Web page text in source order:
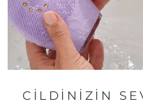
CİLDİNİZİN
Çin Makao ÖİB
Malezya
Malta